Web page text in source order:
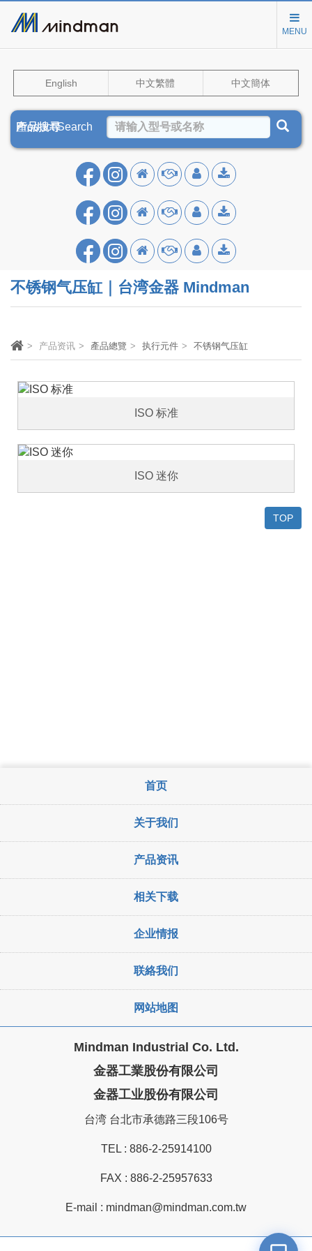
MENU
English 中文繁體 中文簡体
Product Search
產品搜尋
产品搜寻
不锈钢气压缸｜台湾金器 Mindman
产品资讯 產品總覽 执行元件 不锈钢气压缸
ISO 标准
ISO 迷你
TOP
首页
关于我们
产品资讯
相关下载
企业情报
联絡我们
网站地图
Mindman Industrial Co. Ltd.
金器工業股份有限公司
金器工业股份有限公司
台湾 台北市承德路三段106号
TEL : 886-2-25914100
FAX : 886-2-25957633
E-mail : mindman@mindman.com.tw